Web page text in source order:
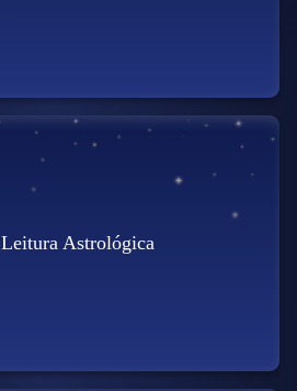
Leitura Astrológica